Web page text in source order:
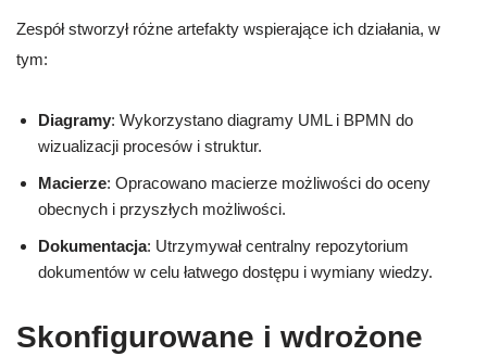
Zespół stworzył różne artefakty wspierające ich działania, w
tym:
Diagramy: Wykorzystano diagramy UML i BPMN do
wizualizacji procesów i struktur.
Macierze: Opracowano macierze możliwości do oceny
obecnych i przyszłych możliwości.
Dokumentacja: Utrzymywał centralny repozytorium
dokumentów w celu łatwego dostępu i wymiany wiedzy.
Skonfigurowane i wdrożone